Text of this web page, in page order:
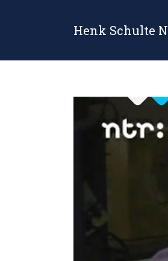
Henk Schulte